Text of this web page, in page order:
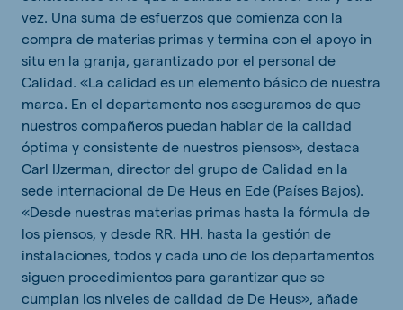
vez. Una suma de esfuerzos que comienza con la
compra de materias primas y termina con el apoyo in
situ en la granja, garantizado por el personal de
Calidad. «La calidad es un elemento básico de nuestra
marca. En el departamento nos aseguramos de que
nuestros compañeros puedan hablar de la calidad
óptima y consistente de nuestros piensos», destaca
Carl IJzerman, director del grupo de Calidad en la
sede internacional de De Heus en Ede (Países Bajos).
«Desde nuestras materias primas hasta la fórmula de
los piensos, y desde RR. HH. hasta la gestión de
instalaciones, todos y cada uno de los departamentos
siguen procedimientos para garantizar que se
cumplan los niveles de calidad de De Heus», añade